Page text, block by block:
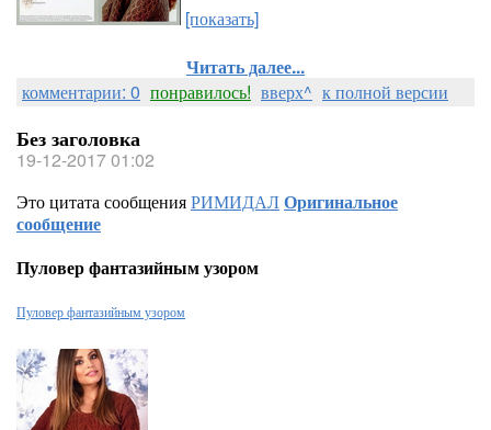
[показать]
Читать далее...
комментарии: 0 понравилось! вверх^ к полной версии
Без заголовка
19-12-2017 01:02
Это цитата сообщенияРИМИДАЛОригинальное
сообщение
Пуловер фантазийным узором
Пуловер фантазийным узором